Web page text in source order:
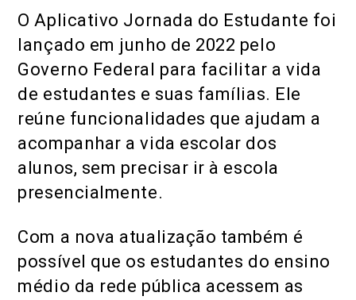
O Aplicativo Jornada do Estudante foi
lançado em junho de 2022 pelo
Governo Federal para facilitar a vida
de estudantes e suas famílias. Ele
reúne funcionalidades que ajudam a
acompanhar a vida escolar dos
alunos, sem precisar ir à escola
presencialmente.
Com a nova atualização também é
possível que os estudantes do ensino
médio da rede pública acessem as